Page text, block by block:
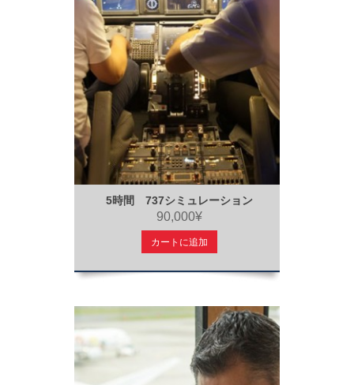
5時間 737シミュレーション
90,000¥
カートに追加